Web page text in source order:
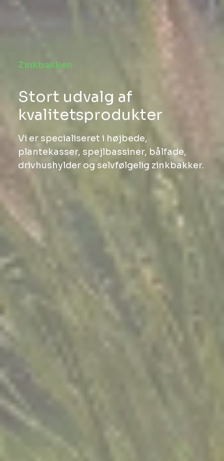
Zinkbakken
Stort udvalg af
kvalitetsprodukter
Vi er specialiseret i højbede,
plantekasser, spejlbassiner, bålfade,
drivhushylder og selvfølgelig zinkbakker.